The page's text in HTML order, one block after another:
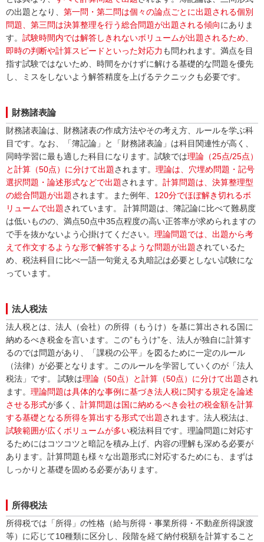
の出題となり、 第一問・第二問は個々の論点ごとに出題される個別
問題、第三問は決算整理を行う総合問題が出題される傾向にありま
す。 試験時間内では解答しきれないボリュームが出題されるため、
即時の判断や計算スピードといった対応力 も問われます。満点を目
指す試験ではないため、時間をかけずに解ける基礎的な問題を優先
し、ミスをしないよう解答精度を上げるテクニックも必要です。
財務諸表論
財務諸表論は、財務諸表の作成方法やその考え方、ルールを学ぶ科
目です。なお、「簿記論」と「財務諸表論」は科目関連性が高く、
同時学習に最も適した科目になります。試験では理論（25点/25点）
と計算（50点）に分けて出題されます。 理論は、穴埋め問題・記号
選択問題・論述形式などで出題されます。 計算問題は、決算整理型
の総合問題が出題されます。また例年、 120分でほぼ解き切れるボ
リュームで出題されています。 計算問題は、簿記論に比べて難易度
は低いものの、満点50点中35点程度の高い正答率が求められますの
で手を抜かないよう心掛けてください。 理論問題では、出題から考
えて作文するような形で解答するような問題が出題されているた
め、税法科目に比べ一語一句覚える丸暗記は必要としない試験にな
っています。
法人税法
法人税とは、法人（会社）の所得（もうけ）を基に算出される国に
納めるべき税金を言います。この”もうけ”を、法人が独自に計算す
るのでは問題があり、「課税の公平」を図るために一定のルール
（法律）が必要となります。このルールを学習していくのが「法人
税法」です。 試験は理論（50点）と計算（50点）に分けて出題され
ます。 理論問題は具体的な事例に基づき法人税に関する規定を論述
させる形式が多く、 計算問題は国に納めるべき会社の税金額を計算
する基礎となる所得を算出する形式で出題されます。法人税法は、
試験範囲が広くボリュームが多い税法科目です。理論問題に対応す
るためにはコツコツと暗記を積み上げ、内容の理解も深める必要が
あります。計算問題も様々な出題形式に対応するためにも、まずは
しっかりと基礎を固める必要があります。
所得税法
所得税では「所得」の性格（給与所得・事業所得・不動産所得譲渡
等）に応じて10種類に区分し、段階を経て納付税額を計算すること